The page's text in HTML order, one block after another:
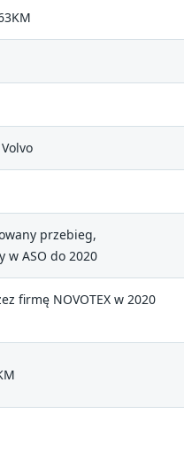
przebieg,
w ASO do 2020
firmę NOVOTEX w 2020